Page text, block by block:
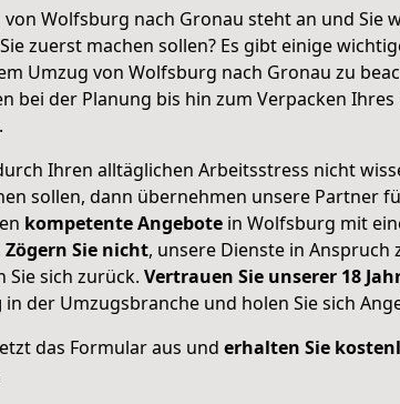
Wolfsburg nach Gronau steht an und Sie
zuerst machen sollen? Es gibt einige
Umzug von Wolfsburg nach Gronau zu
bei der Planung bis hin zum Verpacken
Ihren alltäglichen Arbeitsstress nicht
sollen, dann übernehmen unsere Partner
kompetente Angebote in Wolfsburg mit
Zögern Sie nicht, unsere Dienste in Anspruch
Sie sich zurück. Vertrauen Sie unserer 18
in der Umzugsbranche und holen Sie sich
das Formular aus und erhalten Sie